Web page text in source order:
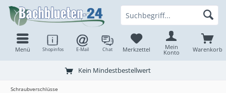
Kein Mindestbestellwert
Warenkorb
Shopinfos E-Mail Chat Merkzettel Mein
Konto
Menü
Schraubverschlüsse